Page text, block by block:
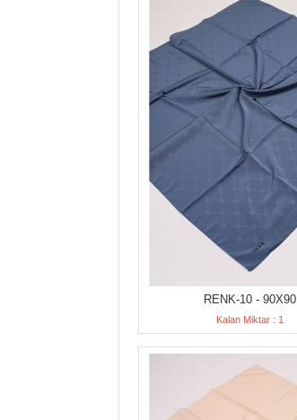
RENK-10 - 90X90
Kalan Miktar : 1